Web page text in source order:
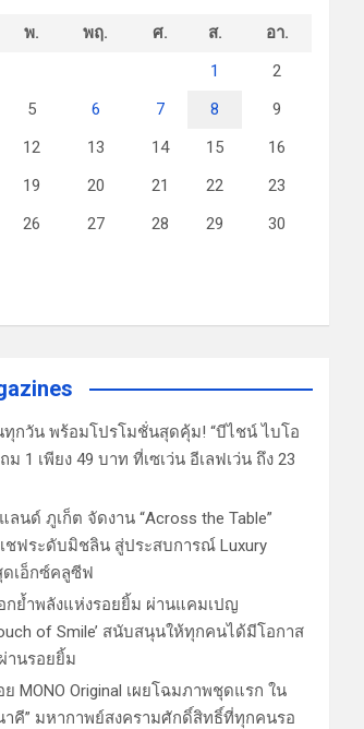
พ. พฤ. ศ. ส.
อา.
1
2
5 6 7 8
9
12 13 14 15
16
19 20 21 22
23
26 27 28 29
30
ทุกวัน พร้อมโปรโมชั่นสุดคุ้ม! “บีไชน์ ไบโอ
ม 1 เพียง 49 บาท ที่เซเว่น อีเลฟเว่น ถึง 23
ลนด์ ภูเก็ต จัดงาน “Across the Table”
ชฟระดับมิชลิน สู่ประสบการณ์ Luxury
ดเอ็กซ์คลูซีฟ
ย้ำพลังแห่งรอยยิ้ม ผ่านแคมเปญ
of Smile’ สนับสนุนให้ทุกคนได้มีโอกาส
านรอยยิ้ม
MONO Original เผยโฉมภาพชุดแรก ใน
าคี” มหากาพย์สงครามศักดิ์สิทธิ์ที่ทุกคนรอ